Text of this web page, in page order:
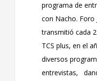
programa de
con Nacho. Foro
transmitió cada
TCS plus, en el
diversos
entrevistas,